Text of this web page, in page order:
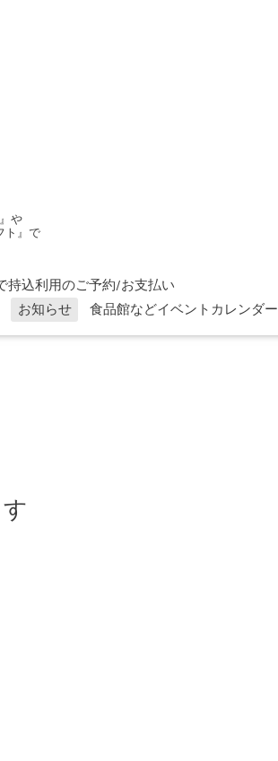
や
ト』で
持込利用のご予約/お支払い
お知らせ 食品館などイベントカレンダー